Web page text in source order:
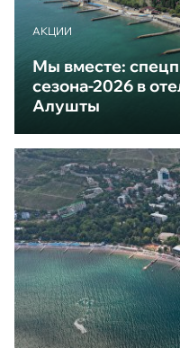
АКЦИИ
Мы вместе:
сезона-2026 в
Алушты